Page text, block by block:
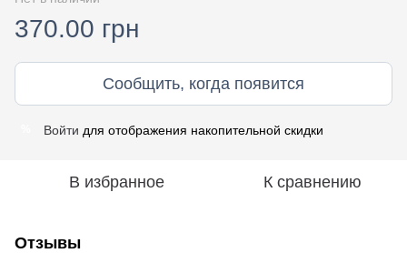
370.00 грн
Сообщить, когда появится
Войти для отображения накопительной скидки
В избранное К сравнению
Отзывы